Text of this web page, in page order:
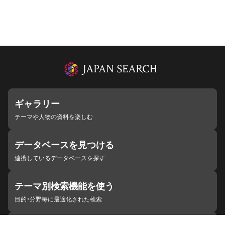
ギャラリー
テーマや人物の資料を楽しむ
データベースを見つける
連携しているデータベースを探す
テーマ別検索機能を使う
目的・分野毎に最適化された検索